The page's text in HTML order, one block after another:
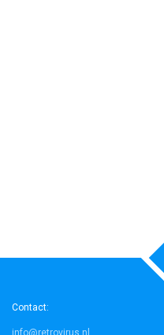
Contact:
info@retrovirus.nl